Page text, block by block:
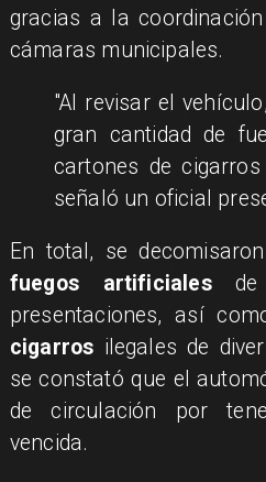
gracias a la
cámaras municipales.
"Al revisar el
gran cantidad de
cartones de
señaló un oficial
En total, se decomisaron
fuegos artificialesde
presentaciones, así
cigarros ilegales de
se constató que el
de circulación por
vencida.